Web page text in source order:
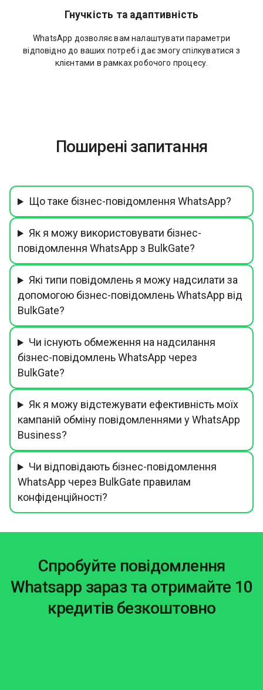
Гнучкість та адаптивність
WhatsApp дозволяє вам налаштувати параметри
відповідно до ваших потреб і дає змогу спілкуватися з
клієнтами в рамках робочого процесу.
Поширені запитання
Що таке бізнес-повідомлення WhatsApp?
Як я можу використовувати бізнес-
повідомлення WhatsApp з BulkGate?
Які типи повідомлень я можу надсилати за
допомогою бізнес-повідомлень WhatsApp від
BulkGate?
Чи існують обмеження на надсилання
бізнес-повідомлень WhatsApp через
BulkGate?
Як я можу відстежувати ефективність моїх
кампаній обміну повідомленнями у WhatsApp
Business?
Чи відповідають бізнес-повідомлення
WhatsApp через BulkGate правилам
конфіденційності?
Спробуйте повідомлення
Whatsapp зараз та отримайте 10
кредитів безкоштовно